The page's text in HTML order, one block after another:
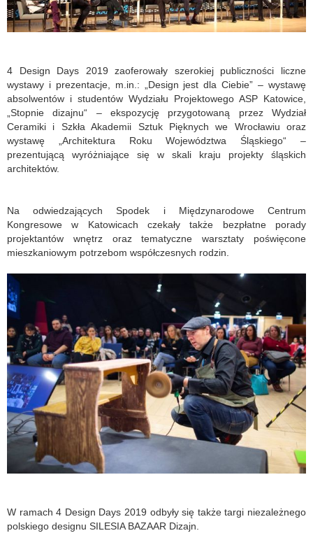
4 Design Days 2019 zaoferowały szerokiej publiczności liczne
wystawy i prezentacje, m.in.: „Design jest dla Ciebie” – wystawę
absolwentów i studentów Wydziału Projektowego ASP Katowice,
„Stopnie dizajnu“ – ekspozycję przygotowaną przez Wydział
Ceramiki i Szkła Akademii Sztuk Pięknych we Wrocławiu oraz
wystawę „Architektura Roku Województwa Śląskiego“ –
prezentującą wyróżniające się w skali kraju projekty śląskich
architektów.
Na odwiedzających Spodek i Międzynarodowe Centrum
Kongresowe w Katowicach czekały także bezpłatne porady
projektantów wnętrz oraz tematyczne warsztaty poświęcone
mieszkaniowym potrzebom współczesnych rodzin.
W ramach 4 Design Days 2019 odbyły się także targi niezależnego
polskiego designu SILESIA BAZAAR Dizajn.